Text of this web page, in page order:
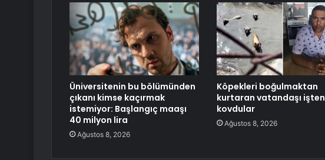
Üniversitenin bu bölümünden
çıkanı kimse kaçırmak
istemiyor: Başlangıç maaşı
40 milyon lira
Ağustos 8, 2026
Köpekleri boğulmaktan
kurtaran vatandaşı işten
kovdular
Ağustos 8, 2026